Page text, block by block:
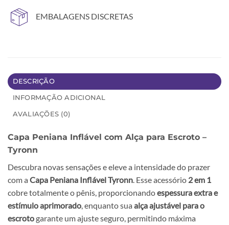
EMBALAGENS DISCRETAS
DESCRIÇÃO
INFORMAÇÃO ADICIONAL
AVALIAÇÕES (0)
Capa Peniana Inflável com Alça para Escroto –
Tyronn
Descubra novas sensações e eleve a intensidade do prazer
com a Capa Peniana Inflável Tyronn. Esse acessório 2 em 1
cobre totalmente o pênis, proporcionandoespessura extra e
estímulo aprimorado, enquanto sua alça ajustável para o
escrotogarante um ajuste seguro, permitindo máxima